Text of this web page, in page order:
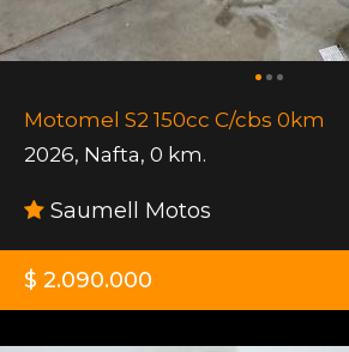
Motomel S2 150cc C/cbs 0km
2026, Nafta, 0 km.
Saumell Motos
$ 2.090.000